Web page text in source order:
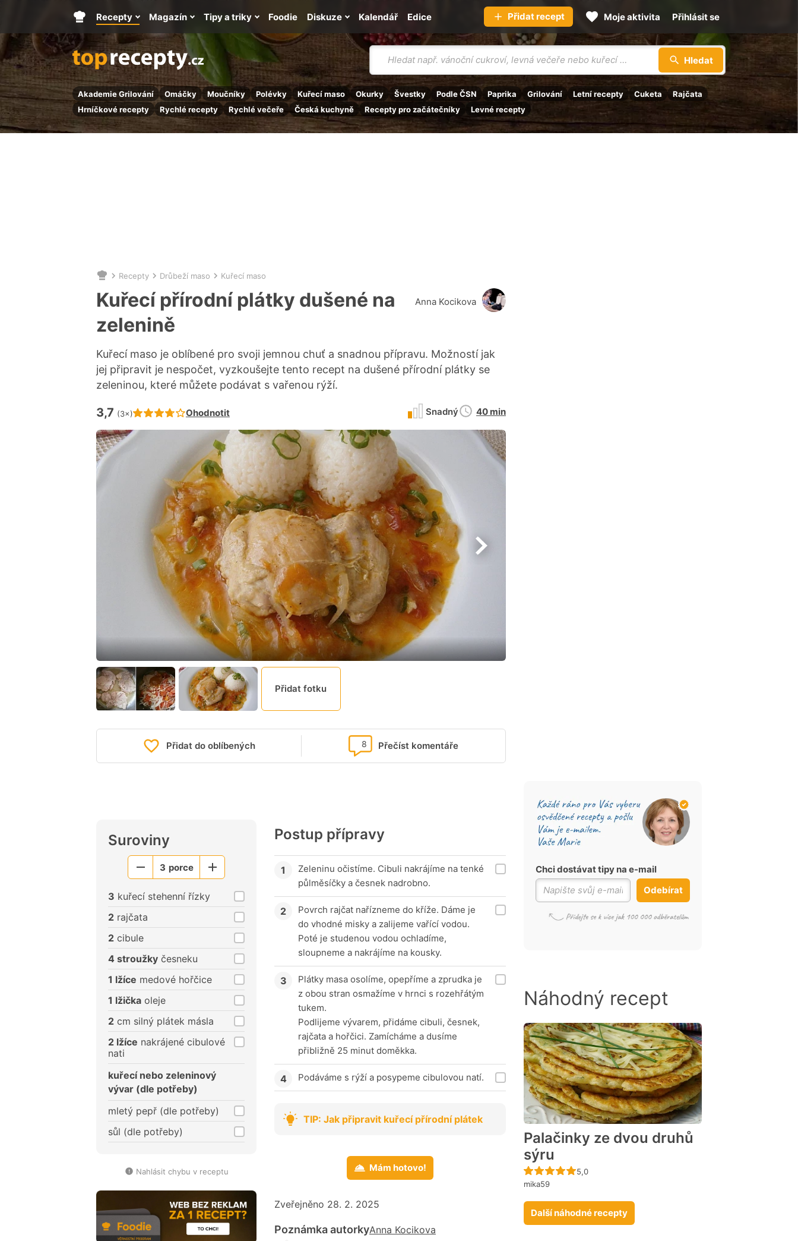
Vyhledávání
Hledat
Akademie Grilování Omáčky Moučníky Polévky Kuřecí maso Okurky Švestky Podle ČSN Paprika Grilování Letní recepty Cuketa
Rajčata
Hrníčkové recepty
Rychlé recepty Rychlé večeře Česká kuchyně Recepty pro začátečníky Levné recepty
Hlavní
stránka
Recepty Magazín Tipy a triky Kalendář
Foodie Diskuze Edice Přidat recept Moje aktivita Přihlásit se
Nacházíte
se
zde:
Recepty Drůbeží maso Kuřecí maso
Kuřecí přírodní plátky dušené na
zelenině
Kuřecí maso je oblíbené pro svoji jemnou chuť a snadnou přípravu. Možností jak
jej připravit je nespočet, vyzkoušejte tento recept na dušené přírodní plátky se
zeleninou, které můžete podávat s vařenou rýží.
Hodnocení receptu je
3,7 (3×) Ohodnotit
Anna Kocikova
Snadný
Doba
40 min
Přidat fotku
Přidat do oblíbených Přečíst komentáře
8
Suroviny
Menší
3 porce
Větší
3 kuřecí stehenní řízky
2 rajčata
2 cibule
4 stroužky česneku
1 lžíce medové hořčice
1 lžička oleje
2 cm silný plátek másla
2 lžíce nakrájené cibulové
nati
kuřecí nebo zeleninový
vývar (dle potřeby)
mletý pepř (dle potřeby)
sůl (dle potřeby)
Nahlásit chybu v receptu
Postup přípravy
Zeleninu očistíme. Cibuli nakrájíme na tenké
půlměsíčky a česnek nadrobno.
Povrch rajčat nařízneme do kříže. Dáme je
do vhodné misky a zalijeme vařící vodou.
Poté je studenou vodou ochladíme,
sloupneme a nakrájíme na kousky.
Plátky masa osolíme, opepříme a zprudka je
z obou stran osmažíme v hrnci s rozehřátým
tukem.
Podlijeme vývarem, přidáme cibuli, česnek,
rajčata a hořčici. Zamícháme a dusíme
přibližně 25 minut doměkka.
Podáváme s rýží a posypeme cibulovou natí.
TIP: Jak připravit kuřecí přírodní plátek
Mám hotovo!
Zveřejněno 28. 2. 2025
Poznámka autorkyAnna Kocikova
Chci dostávat tipy na e-mail
Odebírat
Náhodný recept
Palačinky ze dvou druhů
sýru
Recept ještě nebyl hodnocen
5,0
mika59
Další náhodné recepty